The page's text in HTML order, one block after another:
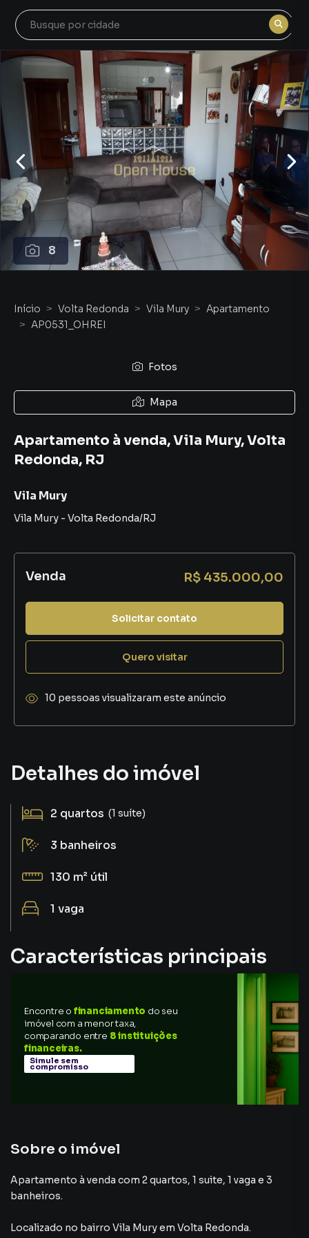
8
Detalhes do imóvel
2 quartos (1 suíte)
3 banheiros
130 m² útil
1 vaga
Características principais
Encontre o financiamento do seu
imóvel com a menor taxa,
comparando entre 8 instituições
financeiras.
Simule sem
compromisso
Sobre o imóvel
Apartamento à venda com 2 quartos, 1 suite, 1 vaga e 3
banheiros.
Localizado no bairro Vila Muryem Volta Redonda.
Início Volta Redonda Vila Mury
Apartamento
AP0531_OHREI
Fotos
Mapa
Apartamento à venda, Vila Mury, Volta
Redonda, RJ
Vila Mury
Vila Mury - Volta Redonda/RJ
Venda R$ 435.000,00
Solicitar contato
Quero visitar
10 pessoas visualizaram este anúncio